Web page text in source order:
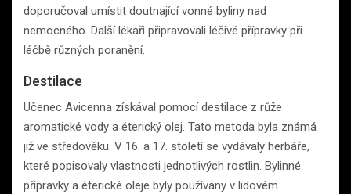
doporučoval umístit doutnající vonné byliny nad
nemocného. Další lékaři připravovali léčivé přípravky při
léčbě různých poranění.
Destilace
Učenec Avicenna získával pomocí destilace z růže
aromatické vody a éterický olej. Tato metoda byla známá
již ve středověku. V 16. a 17. století se vydávaly herbáře,
které popisovaly vlastnosti jednotlivých rostlin. Bylinné
přípravky a éterické oleje byly používány v lidovém